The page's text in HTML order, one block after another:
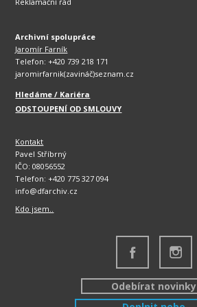
Archivní spolupráce
Jaromír Farník
Telefon: +420 739 218 171
jaromirfarnik(zavináč)seznam.cz
Hledáme / Kariéra
ODSTOUPENÍ OD SMLOUVY
Kontakt
Pavel Stříbrný
IČO: 08056552
Telefon: +420 775 327 094
info@dfarchiv.cz
Kdo jsem..
Odebírat novinky